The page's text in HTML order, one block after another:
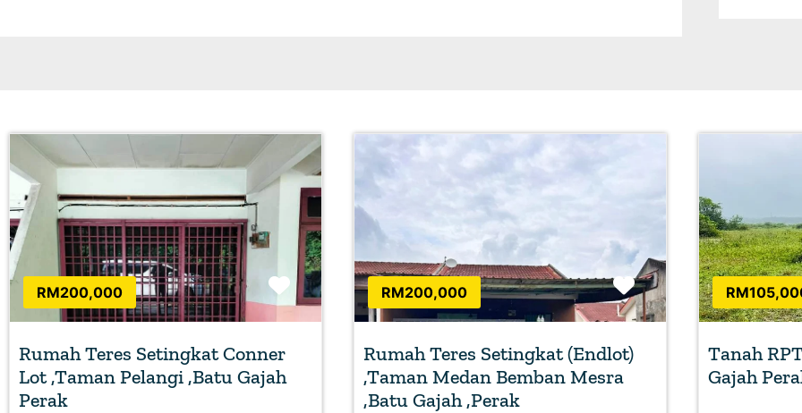
RM200,000 Favorite
Rumah Teres Setingkat Conner
Lot ,Taman Pelangi ,Batu Gajah
Perak
RM200,000 Favorite
Rumah Teres Setingkat (Endlot)
,Taman Medan Bemban Mesra
,Batu Gajah ,Perak
Tanah
Gajah